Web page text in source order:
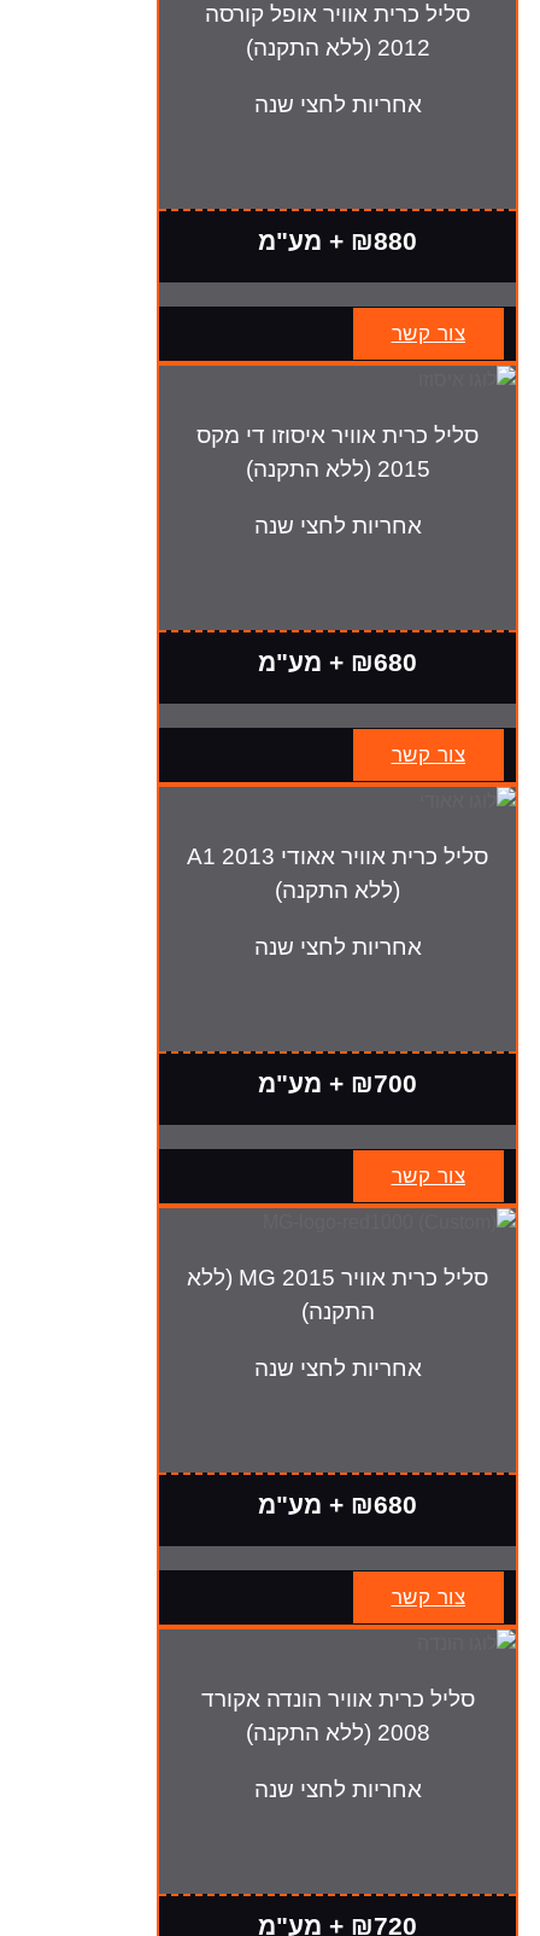
סליל כרית אוויר אופל קורסה
2012 (ללא התקנה)
אחריות לחצי שנה
₪880 + מע"מ
צור קשר
סליל כרית אוויר איסוזו די מקס
2015 (ללא התקנה)
אחריות לחצי שנה
₪680 + מע"מ
צור קשר
סליל כרית אוויר אאודי A1 2013
(ללא התקנה)
אחריות לחצי שנה
₪700 + מע"מ
צור קשר
סליל כרית אוויר MG 2015 (ללא
התקנה)
אחריות לחצי שנה
₪680 + מע"מ
צור קשר
סליל כרית אוויר הונדה אקורד
2008 (ללא התקנה)
אחריות לחצי שנה
₪720 + מע"מ